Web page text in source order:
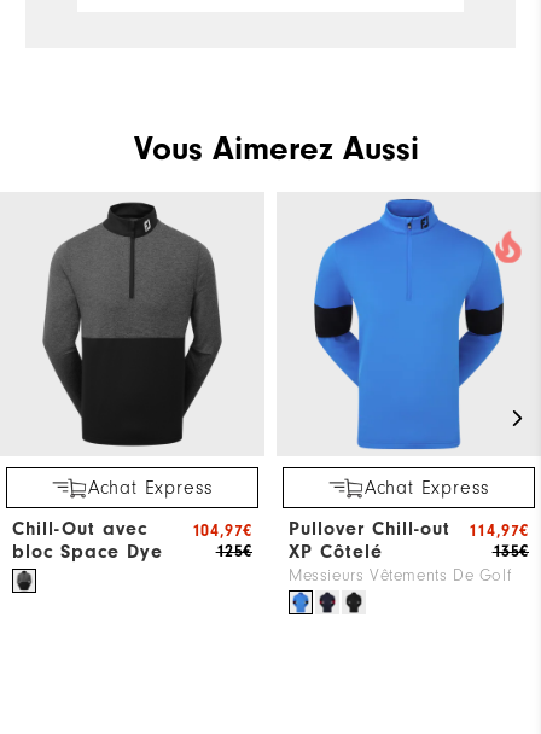
Vous Aimerez Aussi
Achat Express
Chill-Out avec
bloc Space Dye
125€
104,97€
Achat Express
Pullover Chill-out
XP Côtelé
Messieurs Vêtements De Golf
135€
114,97€